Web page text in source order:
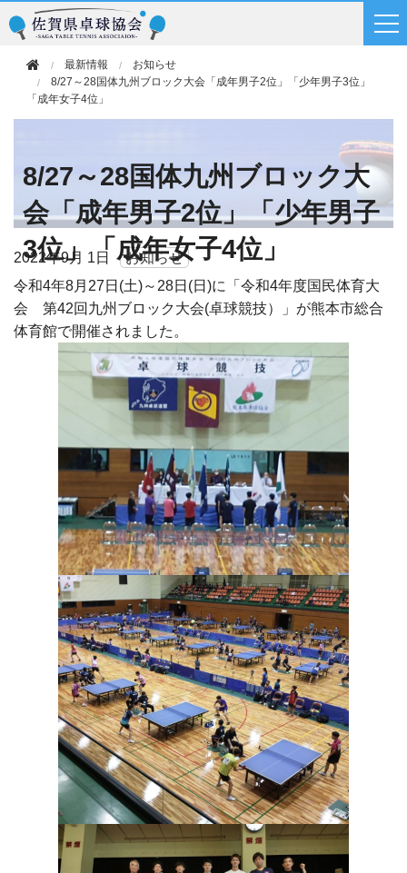
最新情報
お知らせ
8/27～28国体九州ブロック大会「成年男子2位」「少年男子3位」
「成年女子4位」
8/27～28国体九州ブロック大
会「成年男子2位」「少年男子
3位」「成年女子4位」
2022年9月 1日
お知らせ
令和4年8月27日(土)～28日(日)に「令和4年度国民体育大
会 第42回九州ブロック大会(卓球競技）」が熊本市総合
体育館で開催されました。